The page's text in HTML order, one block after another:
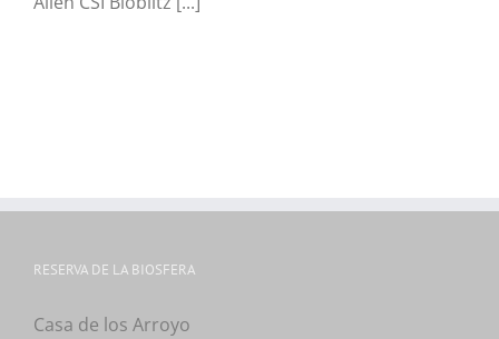
RESERVA DE LA BIOSFERA
Casa de los Arroyo